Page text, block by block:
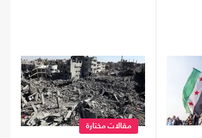
مقالات مختارة